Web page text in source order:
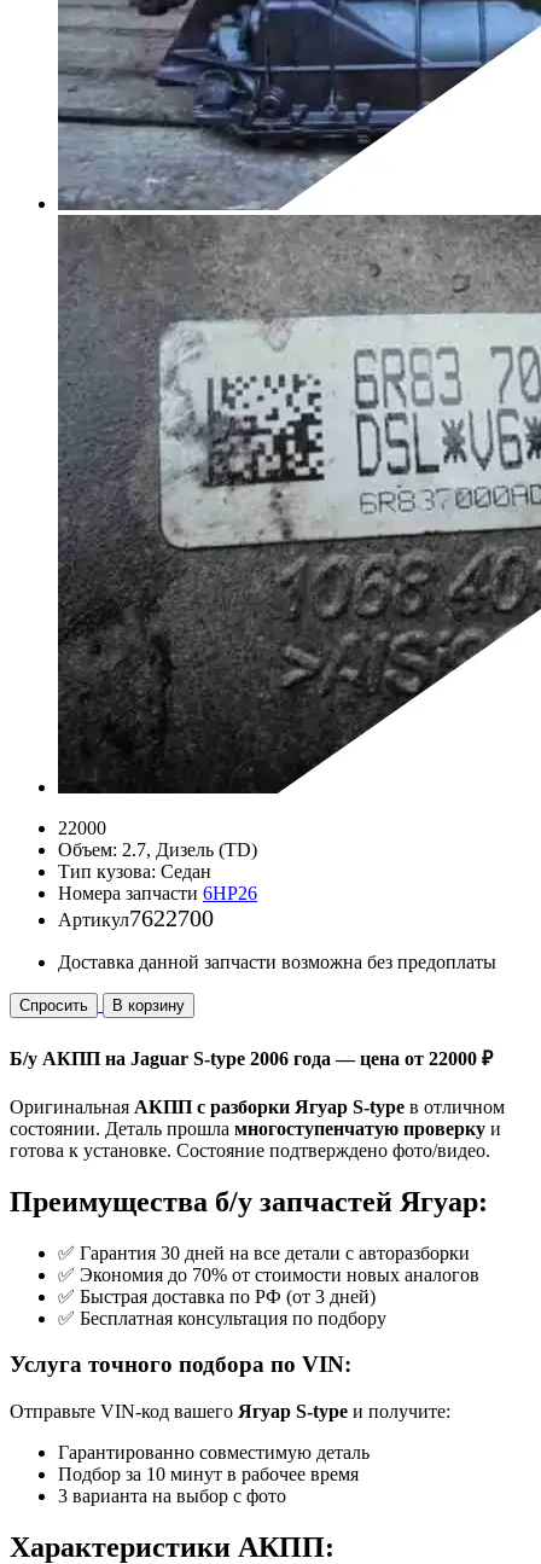
22000
Объем: 2.7, Дизель (TD)
Тип кузова: Седан
Номера запчасти 6HP26
Артикул7622700
Доставка данной запчасти возможна без предоплаты
Спросить В корзину
Б/у АКПП на Jaguar S-type 2006 года — цена от 22000 ₽
Оригинальная АКПП с разборки Ягуар S-type в отличном
состоянии. Деталь прошла многоступенчатую проверку и
готова к установке. Состояние подтверждено фото/видео.
Преимущества б/у запчастей Ягуар:
✅ Гарантия 30 дней на все детали с авторазборки
✅ Экономия до 70% от стоимости новых аналогов
✅ Быстрая доставка по РФ (от 3 дней)
✅ Бесплатная консультация по подбору
Услуга точного подбора по VIN:
Отправьте VIN-код вашего Ягуар S-type и получите:
Гарантированно совместимую деталь
Подбор за 10 минут в рабочее время
3 варианта на выбор с фото
Характеристики АКПП: